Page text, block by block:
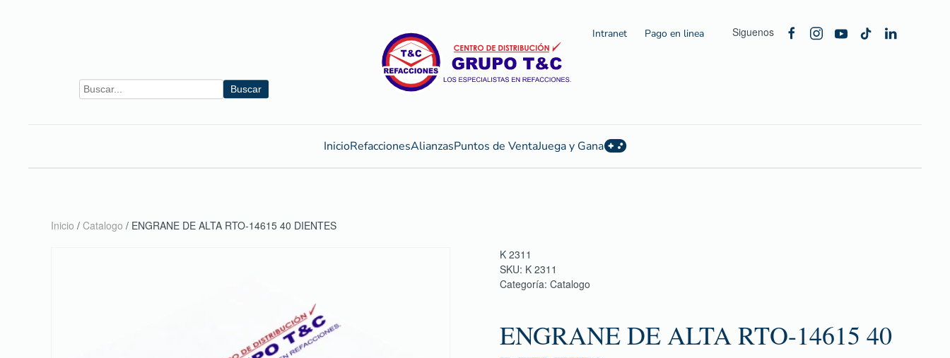
Buscar
Intranet Pago en linea Siguenos
InicioRefaccionesAlianzasPuntos de VentaJuega y Gana
Inicio / Catalogo / ENGRANE DE ALTA RTO-14615 40 DIENTES
K 2311
SKU: K 2311
Categoría: Catalogo
ENGRANE DE ALTA RTO-14615 40